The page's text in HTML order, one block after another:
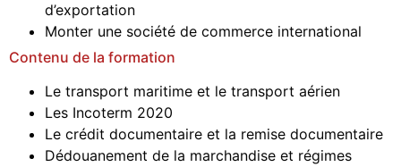
d’exportation
Monter une société de commerce international
Contenu de la formation
Le transport maritime et le transport aérien
Les Incoterm 2020
Le crédit documentaire et la remise documentaire
Dédouanement de la marchandise et régimes